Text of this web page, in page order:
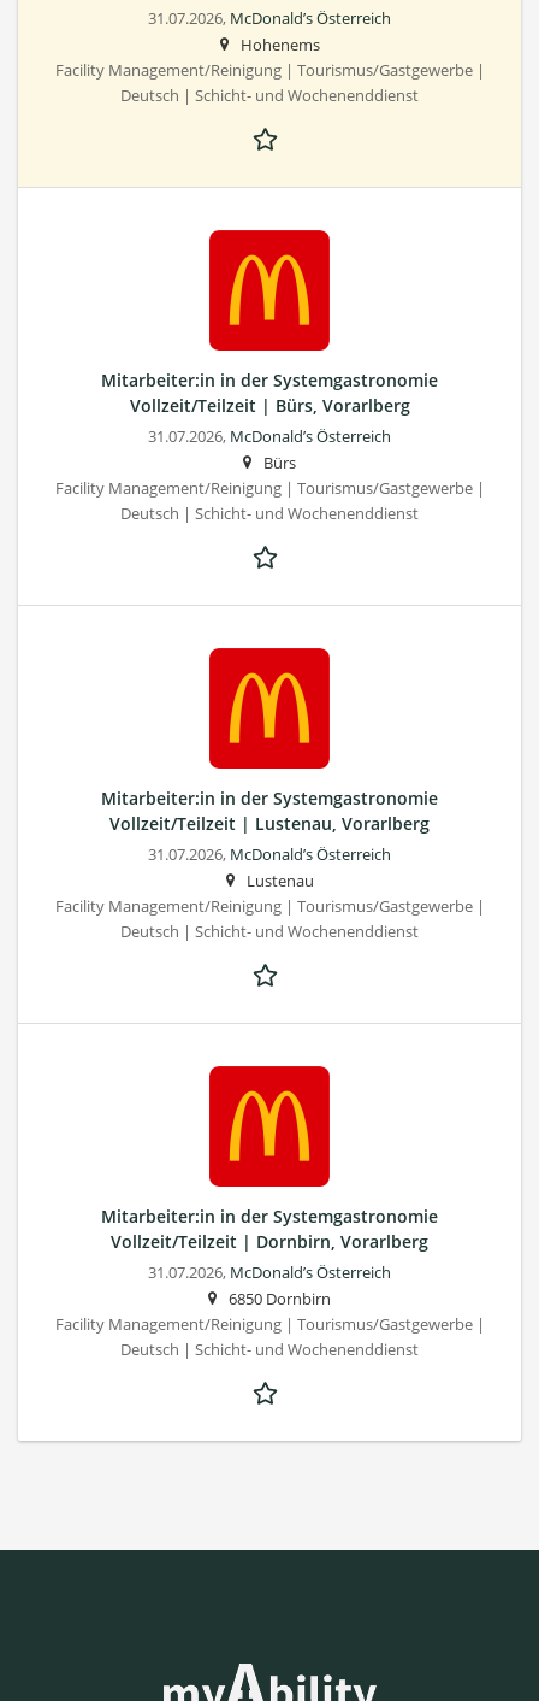
31.07.2026, McDonald’s Österreich
Hohenems
Facility Management/Reinigung | Tourismus/Gastgewerbe |
Deutsch | Schicht- und Wochenenddienst
Mitarbeiter:in in der Systemgastronomie
Vollzeit/Teilzeit | Bürs, Vorarlberg
31.07.2026, McDonald’s Österreich
Bürs
Facility Management/Reinigung | Tourismus/Gastgewerbe |
Deutsch | Schicht- und Wochenenddienst
Mitarbeiter:in in der Systemgastronomie
Vollzeit/Teilzeit | Lustenau, Vorarlberg
31.07.2026, McDonald’s Österreich
Lustenau
Facility Management/Reinigung | Tourismus/Gastgewerbe |
Deutsch | Schicht- und Wochenenddienst
Mitarbeiter:in in der Systemgastronomie
Vollzeit/Teilzeit | Dornbirn, Vorarlberg
31.07.2026, McDonald’s Österreich
6850 Dornbirn
Facility Management/Reinigung | Tourismus/Gastgewerbe |
Deutsch | Schicht- und Wochenenddienst